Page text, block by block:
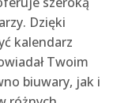
Dzięki
kalendarz
Twoim
biuwary, jak i